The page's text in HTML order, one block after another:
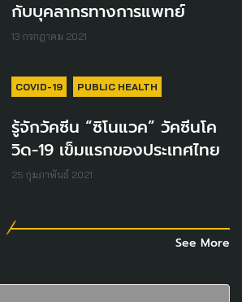
กับบุคลากรทางการแพทย์
13 กรกฎาคม 2021
COVID-19 PUBLIC HEALTH
รู้จักวัคซีน​ “ซิโนแวค” วัคซีนโค
วิด-19 เข็มแรกของประเทศไทย
25 กุมภาพันธ์ 2021
See More